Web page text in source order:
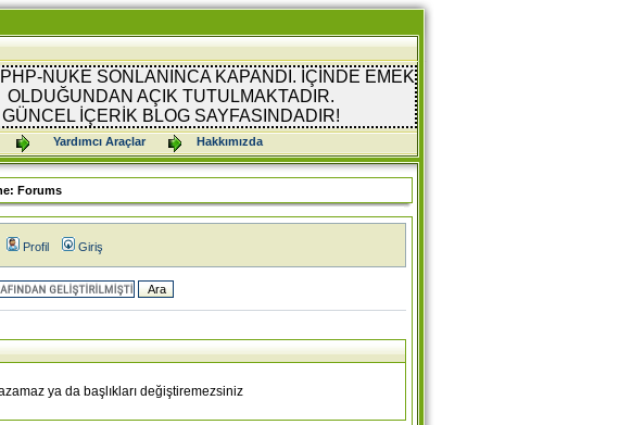
NUKE SONLANINCA KAPANDI. İÇİNDE EMEK
OLDUĞUNDAN AÇIK TUTULMAKTADIR.
GÜNCEL İÇERİK BLOG SAYFASINDADIR!
Yardımcı Araçlar Hakkımızda
Forums
Profil Giriş
ya da başlıkları değiştiremezsiniz